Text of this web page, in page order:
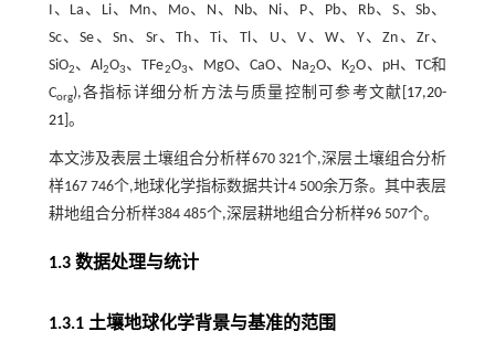
I、La、Li、Mn、Mo、N、Nb、Ni、P、Pb、Rb、S、Sb、
Sc、Se、Sn、Sr、Th、Ti、Tl、U、V、W、Y、Zn、Zr、
SiO2、Al2O3、TFe2O3、MgO、CaO、Na2O、K2O、pH、TC和
Corg),各指标详细分析方法与质量控制可参考文献[ 17,20-
21]。
本文涉及表层土壤组合分析样670 321个,深层土壤组合分析
样167 746个,地球化学指标数据共计4 500余万条。其中表层
耕地组合分析样384 485个,深层耕地组合分析样96 507个。
1.3 数据处理与统计
1.3.1 土壤地球化学背景与基准的范围